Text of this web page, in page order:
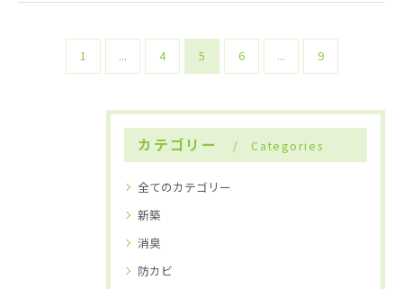
1 ... 4 5 6 ... 9
カテゴリー Categories
全てのカテゴリー
新築
消臭
防カビ